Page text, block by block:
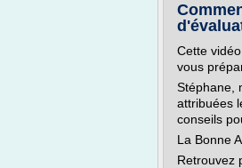
Cette
vous
Stéphane,
attribuées
conseils
La Bonne
Retrouvez